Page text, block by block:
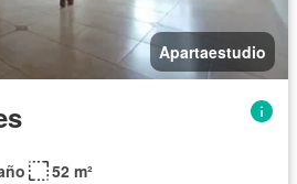
Apartaestudio
52 m²